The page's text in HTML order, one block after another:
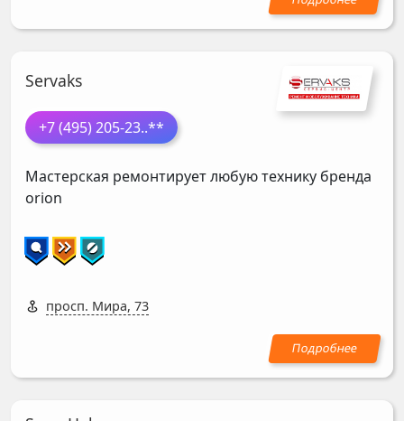
Servaks
+7 (495) 205-23..**
Мастерская ремонтирует любую технику бренда
orion
просп. Мира, 73